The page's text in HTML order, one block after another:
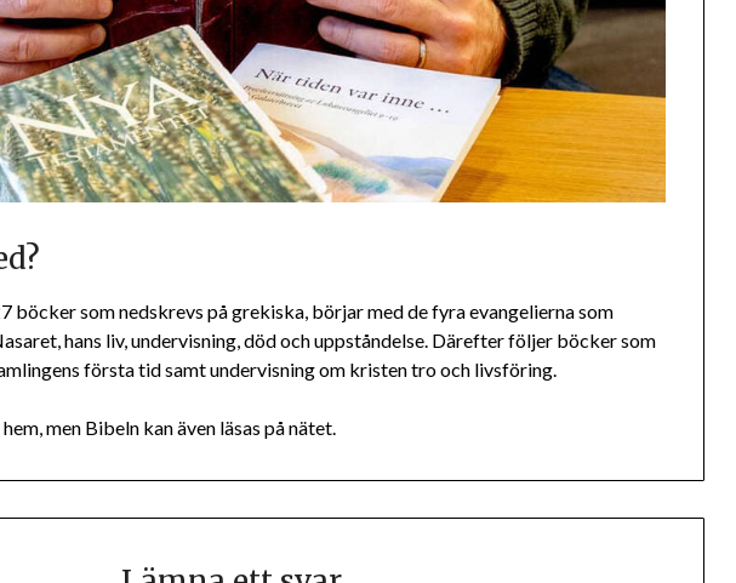
böcker som nedskrevs på grekiska, börjar med de fyra evangelierna som
hans liv, undervisning, död och uppståndelse. Därefter följer böcker som
första tid samt undervisning om kristen tro och livsföring.
men Bibeln kan även läsas på nätet.